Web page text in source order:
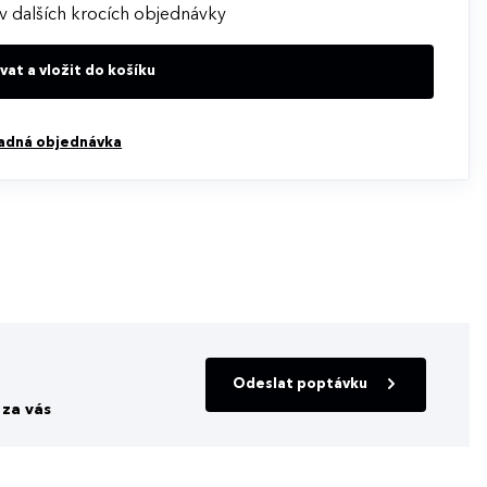
dalších krocích objednávky
a vložit do košíku
objednávka
vás
Odeslat poptávku